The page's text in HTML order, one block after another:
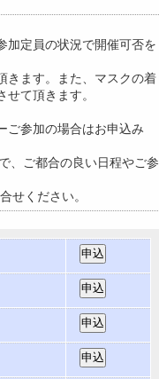
加定員の状況で開催可否を
きます。また、マスクの着
て頂きます。
ご参加の場合はお申込み
、ご都合の良い日程やご参
せください。